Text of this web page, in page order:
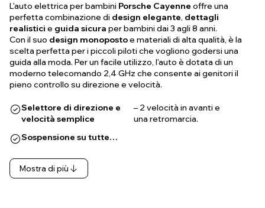
L'auto elettrica per bambini Porsche Cayenne offre una
perfetta combinazione di design elegante, dettagli
realistici e guida sicura per bambini dai 3 agli 8 anni.
Con il suo design monopostoe materiali di alta qualità, è la
scelta perfetta per i piccoli piloti che vogliono godersi una
guida alla moda. Per un facile utilizzo, l'auto è dotata di un
moderno telecomando 2,4 GHz che consente ai genitori il
pieno controllo su direzione e velocità.
Selettore di direzione e
velocità semplice
– 2 velocità in avanti e
una retromarcia.
Sospensione su tutte…
Mostra di più